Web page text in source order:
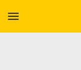
menu